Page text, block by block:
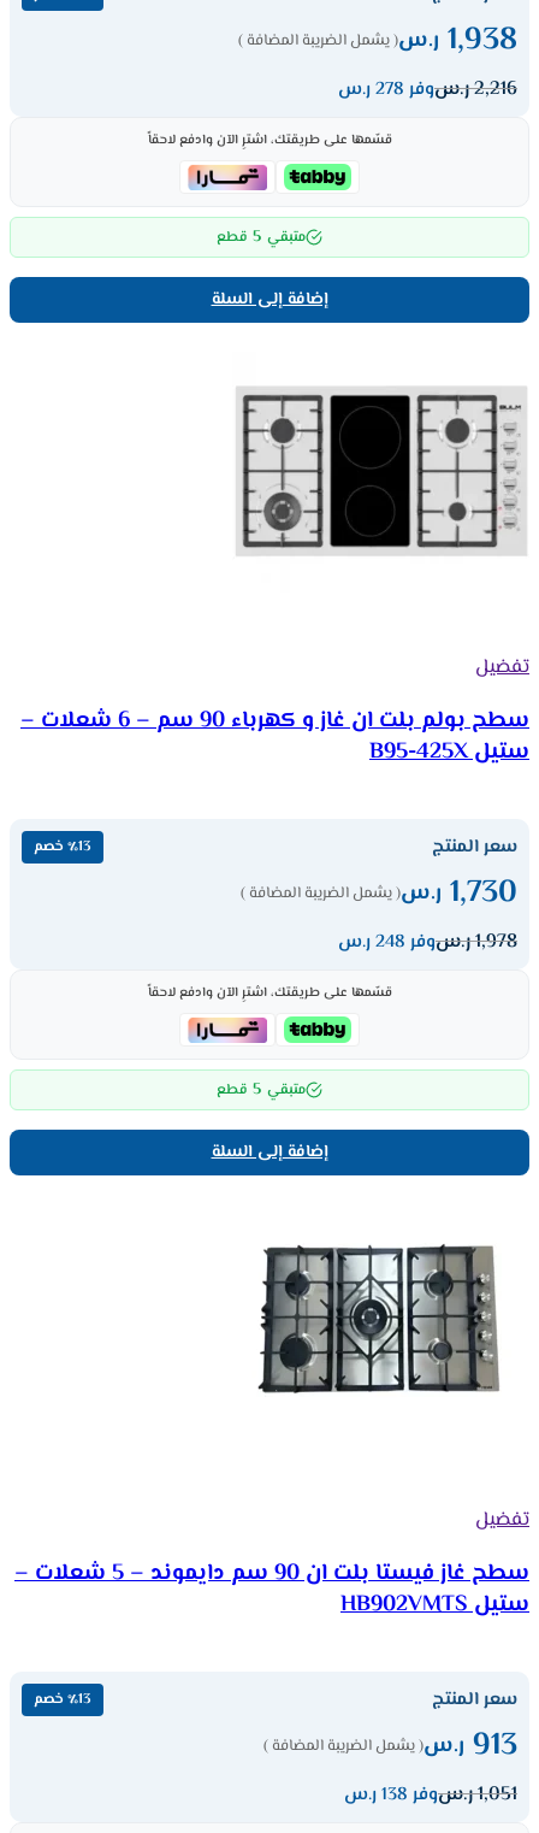
1,938 ر.س( يشمل الضريبة المضافة )
2,216ر.سوفر 278 ر.س
قسّمها على طريقتك، اشترِ الآن وادفع لاحقاً
متبقي 5 قطع
إضافة إلى السلة
تفضيل
سطح بولم بلت ان غاز و كهرباء 90 سم – 6 شعلات –
ستيل B95-425X
سعر المنتج ٪13 خصم
1,730 ر.س( يشمل الضريبة المضافة )
1,978ر.سوفر 248 ر.س
قسّمها على طريقتك، اشترِ الآن وادفع لاحقاً
متبقي 5 قطع
إضافة إلى السلة
تفضيل
سطح غاز فيستا بلت ان 90 سم دايموند – 5 شعلات –
ستيل HB902VMTS
سعر المنتج ٪13 خصم
913 ر.س( يشمل الضريبة المضافة )
1,051ر.سوفر 138 ر.س